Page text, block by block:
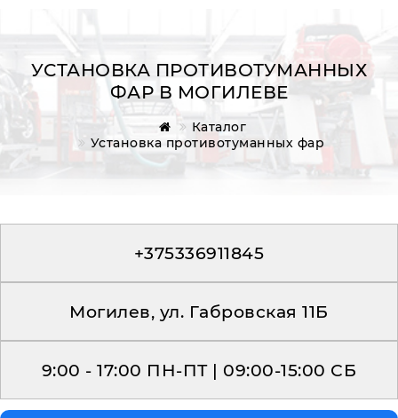
Обратная связь
УСТАНОВКА ПРОТИВОТУМАННЫХ
ФАР В МОГИЛЕВЕ
Каталог
Установка противотуманных фар
+375336911845
Могилев, ул. Габровская 11Б
9:00 - 17:00 ПН-ПТ | 09:00-15:00 СБ